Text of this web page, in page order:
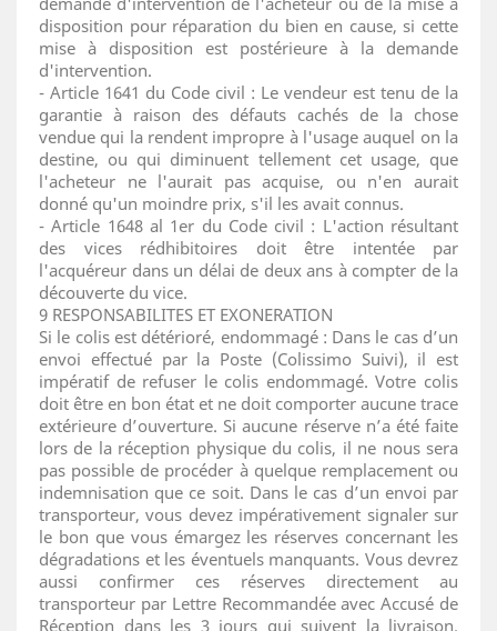
disposition pour réparation du bien en cause, si cette
mise à disposition est postérieure à la demande
d'intervention.
- Article 1641 du Code civil : Le vendeur est tenu de la
garantie à raison des défauts cachés de la chose
vendue qui la rendent impropre à l'usage auquel on la
destine, ou qui diminuent tellement cet usage, que
l'acheteur ne l'aurait pas acquise, ou n'en aurait
donné qu'un moindre prix, s'il les avait connus.
- Article 1648 al 1er du Code civil : L'action résultant
des vices rédhibitoires doit être intentée par
l'acquéreur dans un délai de deux ans à compter de la
découverte du vice.
9 RESPONSABILITES ET EXONERATION
Si le colis est détérioré, endommagé : Dans le cas d’un
envoi effectué par la Poste (Colissimo Suivi), il est
impératif de refuser le colis endommagé. Votre colis
doit être en bon état et ne doit comporter aucune trace
extérieure d’ouverture. Si aucune réserve n’a été faite
lors de la réception physique du colis, il ne nous sera
pas possible de procéder à quelque remplacement ou
indemnisation que ce soit. Dans le cas d’un envoi par
transporteur, vous devez impérativement signaler sur
le bon que vous émargez les réserves concernant les
dégradations et les éventuels manquants. Vous devrez
aussi confirmer ces réserves directement au
transporteur par Lettre Recommandée avec Accusé de
Réception dans les 3 jours qui suivent la livraison.